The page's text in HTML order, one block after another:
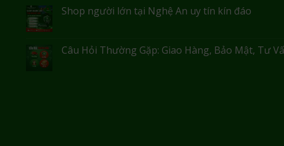
Shop người lớn tại Nghệ An uy tín kín đáo
Câu Hỏi Thường Gặp: Giao Hàng, Bảo Mật, Tư